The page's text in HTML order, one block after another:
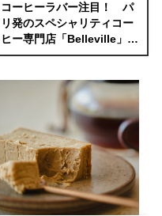
コーヒーラバー注目！ パ
リ発のスペシャリティコー
ヒー専門店「Belleville」が
満を持して日本上陸。